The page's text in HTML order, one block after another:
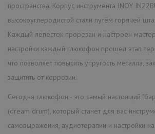
пространства. Корпус инструмента INOY
высокоуглеродистой стали путём горячей
Каждый лепесток прорезан и настроен
настройки каждый глюкофон прошел этап
что позволяет повысить упругость металла,
защитить от коррозии.
Сегодня глюкофон - это самый настоящий
(dream drum), который станет для вас
самовыражения, аудиотерапии и настройки